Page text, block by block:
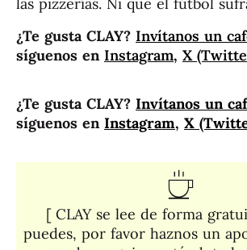
las pizzerías. Ni que el fútbol
¿Te gusta CLAY? Invítanos un
síguenos en Instagram, X
¿Te gusta CLAY? Invítanos un
síguenos en Instagram, X
[ CLAY se lee de forma
puedes, por favor haznos un